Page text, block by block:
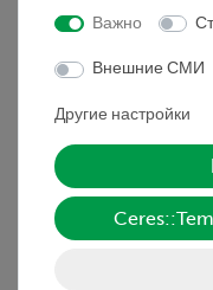
особенно толстые и
совершенно иначе,
значение для
Преимущества
• Эксперимент
биологии
Важно
Внешние СМИ
Другие настройки